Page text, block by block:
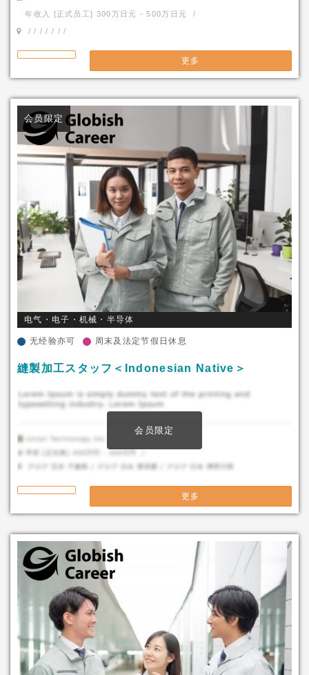
年收入 [正式员工] 300万日元 - 500万日元 /
/ / / / / / /
更多
会员限定
电气・电子・机械・半导体
无经验亦可 周末及法定节假日休息
縫製加工スタッフ＜Indonesian Native＞
会员限定
更多